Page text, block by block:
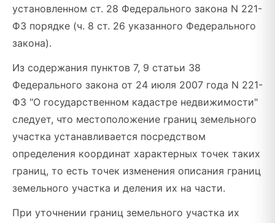
установленном ст. 28 Федерального закона N 221-
ФЗ порядке (ч. 8 ст. 26 указанного Федерального
закона).
Из содержания пунктов 7, 9 статьи 38
Федерального закона от 24 июля 2007 года N 221-
ФЗ "О государственном кадастре недвижимости"
следует, что местоположение границ земельного
участка устанавливается посредством
определения координат характерных точек таких
границ, то есть точек изменения описания границ
земельного участка и деления их на части.
При уточнении границ земельного участка их